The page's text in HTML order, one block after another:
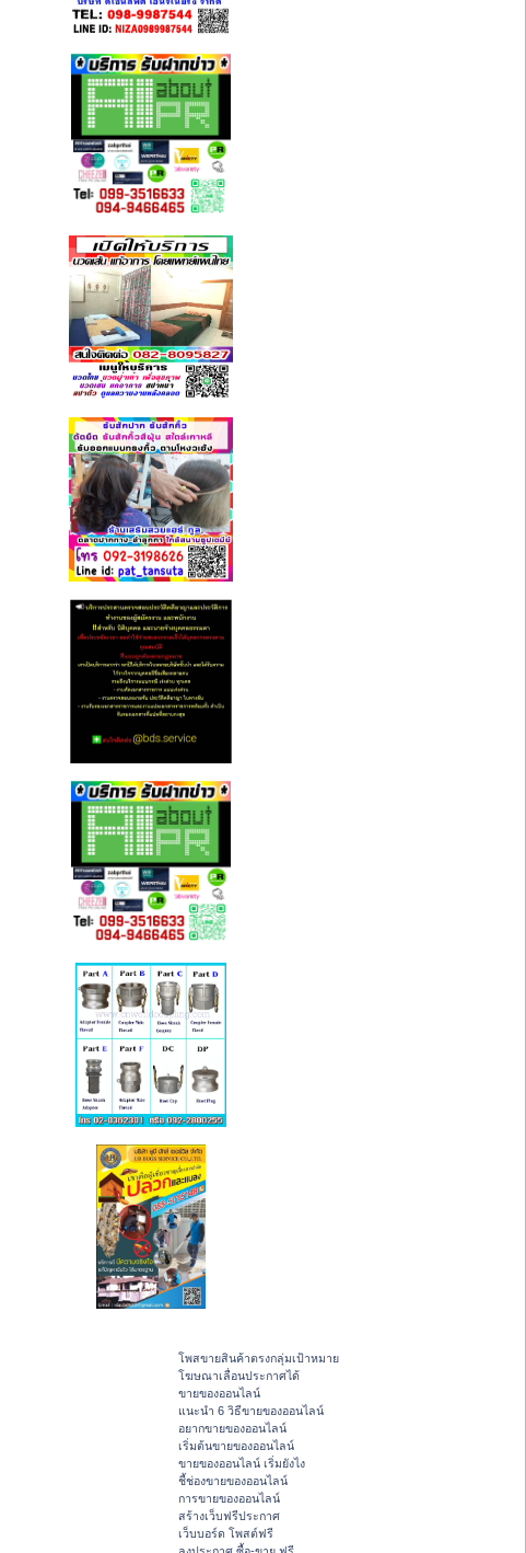
โพสขายสินค้าตรงกลุ่มเป้าหมาย
โฆษณาเลื่อนประกาศได้
ขายของออนไลน์
แนะนำ 6 วิธีขายของออนไลน์
อยากขายของออนไลน์
เริ่มต้นขายของออนไลน์
ขายของออนไลน์ เริ่มยังไง
ชี้ช่องขายของออนไลน์
การขายของออนไลน์
สร้างเว็บฟรีประกาศ
เว็บบอร์ด โพสต์ฟรี